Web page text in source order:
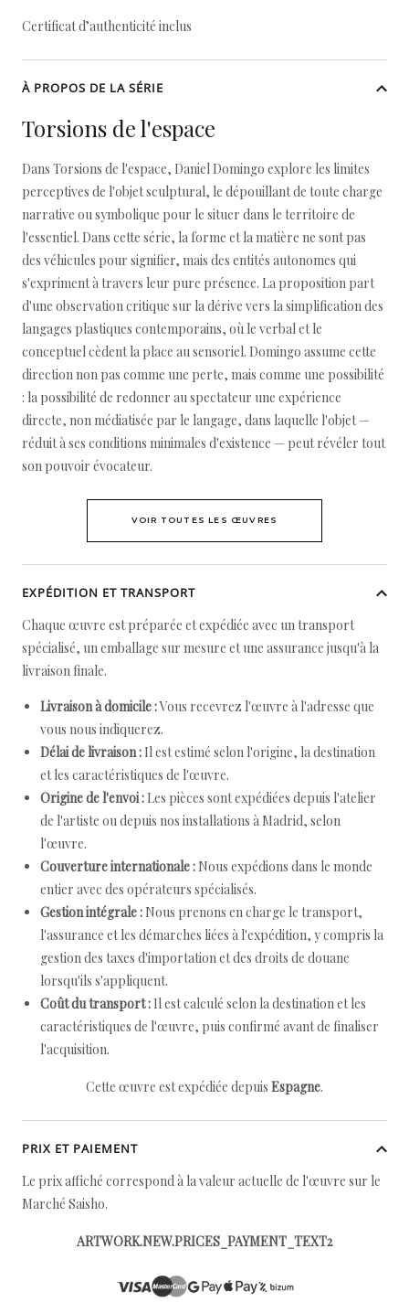
Certificat d’authenticité inclus
À PROPOS DE LA SÉRIE
Torsions de l'espace
Dans Torsions de l'espace, Daniel Domingo explore les limites
perceptives de l'objet sculptural, le dépouillant de toute charge
narrative ou symbolique pour le situer dans le territoire de
l'essentiel. Dans cette série, la forme et la matière ne sont pas
des véhicules pour signifier, mais des entités autonomes qui
s'expriment à travers leur pure présence. La proposition part
d'une observation critique sur la dérive vers la simplification des
langages plastiques contemporains, où le verbal et le
conceptuel cèdent la place au sensoriel. Domingo assume cette
direction non pas comme une perte, mais comme une possibilité
: la possibilité de redonner au spectateur une expérience
directe, non médiatisée par le langage, dans laquelle l'objet —
réduit à ses conditions minimales d'existence — peut révéler tout
son pouvoir évocateur.
VOIR TOUTES LES ŒUVRES
EXPÉDITION ET TRANSPORT
Chaque œuvre est préparée et expédiée avec un transport
spécialisé, un emballage sur mesure et une assurance jusqu'à la
livraison finale.
Livraison à domicile :Vous recevrez l'œuvre à l'adresse que
vous nous indiquerez.
Délai de livraison : Il est estimé selon l'origine, la destination
et les caractéristiques de l'œuvre.
Origine de l'envoi : Les pièces sont expédiées depuis l'atelier
de l'artiste ou depuis nos installations à Madrid, selon
l'œuvre.
Couverture internationale : Nous expédions dans le monde
entier avec des opérateurs spécialisés.
Gestion intégrale : Nous prenons en charge le transport,
l'assurance et les démarches liées à l'expédition, y compris la
gestion des taxes d'importation et des droits de douane
lorsqu'ils s'appliquent.
Coût du transport : Il est calculé selon la destination et les
caractéristiques de l'œuvre, puis confirmé avant de finaliser
l'acquisition.
Cette œuvre est expédiée depuis Espagne.
PRIX ET PAIEMENT
Le prix affiché correspond à la valeur actuelle de l'œuvre sur le
Marché Saisho.
ARTWORK.NEW.PRICES_PAYMENT_TEXT2